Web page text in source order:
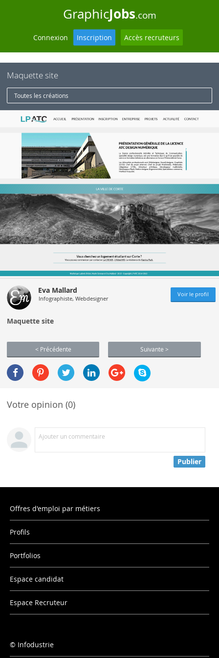
GraphicJobs.com
Connexion Inscription Accès recruteurs
Maquette site
Toutes les créations
Eva Mallard
Infographiste, Webdesigner
Voir le profil
Maquette site
< Précédente Suivante >
Votre opinion (0)
Ajouter un commentaire
Publier
Offres d'emploi par métiers
Profils
Portfolios
Espace candidat
Espace Recruteur
Infodustrie